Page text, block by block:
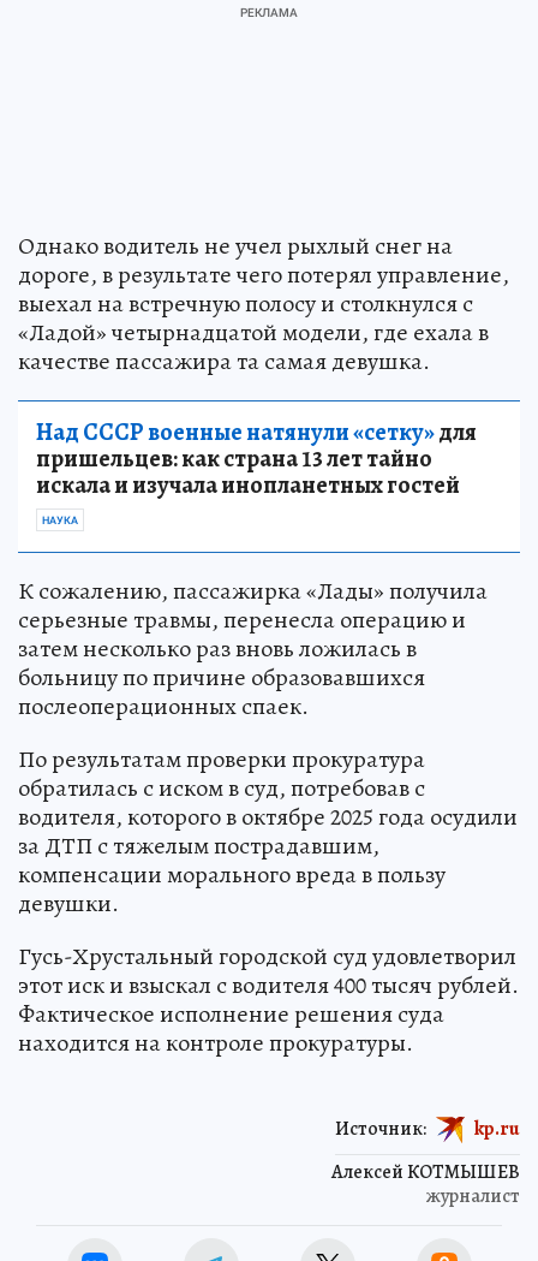
Однако водитель не учел рыхлый снег на
дороге, в результате чего потерял управление,
выехал на встречную полосу и столкнулся с
«Ладой» четырнадцатой модели, где ехала в
качестве пассажира та самая девушка.
Над СССР военные натянули «сетку»для
пришельцев: как страна 13 лет тайно
искала и изучала инопланетных гостей
НАУКА
К сожалению, пассажирка «Лады» получила
серьезные травмы, перенесла операцию и
затем несколько раз вновь ложилась в
больницу по причине образовавшихся
послеоперационных спаек.
По результатам проверки прокуратура
обратилась с иском в суд, потребовав с
водителя, которого в октябре 2025 года осудили
за ДТП с тяжелым пострадавшим,
компенсации морального вреда в пользу
девушки.
Гусь-Хрустальный городской суд удовлетворил
этот иск и взыскал с водителя 400 тысяч рублей.
Фактическое исполнение решения суда
находится на контроле прокуратуры.
Алексей КОТМЫШЕВ
журналист
Источник: kp.ru